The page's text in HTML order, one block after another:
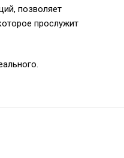
позволяет
прослужит